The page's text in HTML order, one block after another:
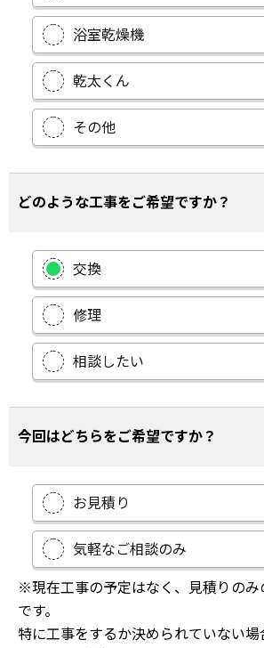
浴室乾燥機
乾太くん
その他
どのような工事をご希望ですか？
交換
修理
相談したい
今回はどちらをご希望ですか？
お見積り
気軽なご相談のみ
※現在工事の予定はなく、見積りのみ
です。
特に工事をするか決められていない